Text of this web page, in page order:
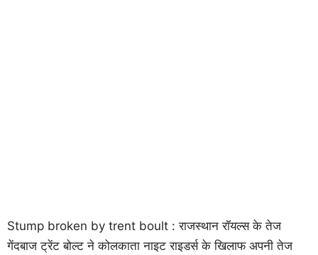
Stump broken by trent boult : राजस्थान रॉयल्स के तेज
गेंदबाज ट्रेंट बोल्ट ने कोलकाता नाइट राइडर्स के खिलाफ अपनी तेज